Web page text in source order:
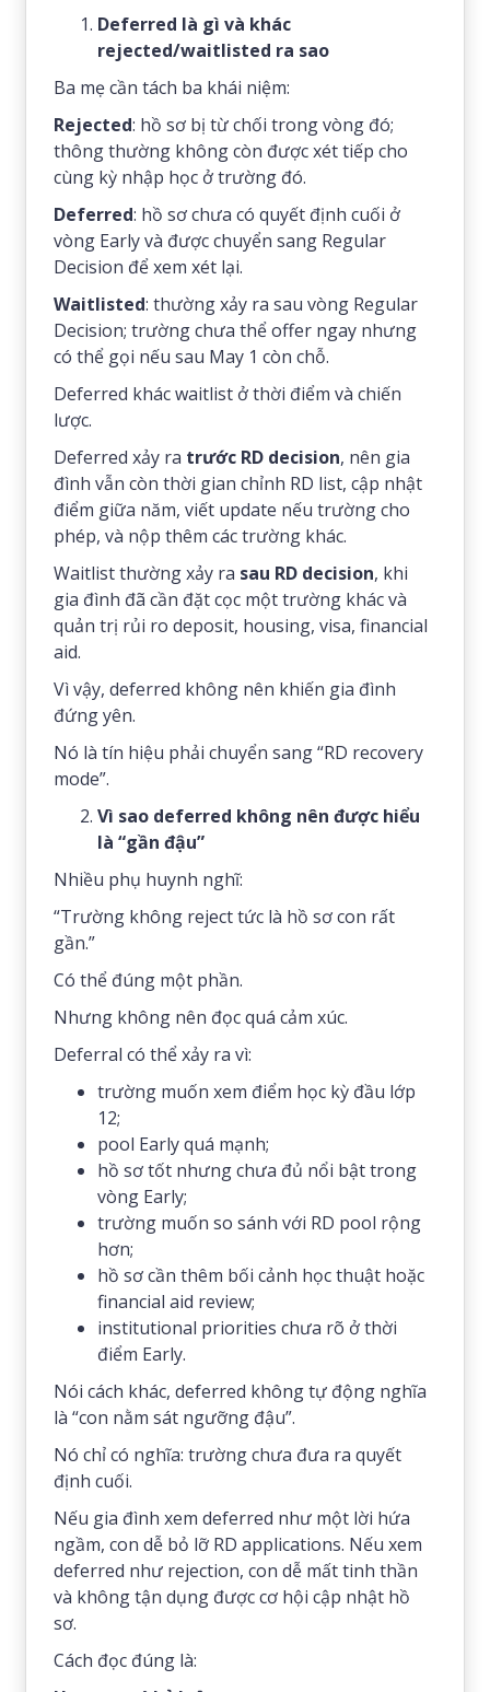
Deferred là gì và khác
rejected/waitlisted ra sao
Ba mẹ cần tách ba khái niệm:
Rejected: hồ sơ bị từ chối trong vòng đó;
thông thường không còn được xét tiếp cho
cùng kỳ nhập học ở trường đó.
Deferred: hồ sơ chưa có quyết định cuối ở
vòng Early và được chuyển sang Regular
Decision để xem xét lại.
Waitlisted: thường xảy ra sau vòng Regular
Decision; trường chưa thể offer ngay nhưng
có thể gọi nếu sau May 1 còn chỗ.
Deferred khác waitlist ở thời điểm và chiến
lược.
Deferred xảy ra trước RD decision, nên gia
đình vẫn còn thời gian chỉnh RD list, cập nhật
điểm giữa năm, viết update nếu trường cho
phép, và nộp thêm các trường khác.
Waitlist thường xảy ra sau RD decision, khi
gia đình đã cần đặt cọc một trường khác và
quản trị rủi ro deposit, housing, visa, financial
aid.
Vì vậy, deferred không nên khiến gia đình
đứng yên.
Nó là tín hiệu phải chuyển sang “RD recovery
mode”.
Vì sao deferred không nên được hiểu
là “gần đậu”
Nhiều phụ huynh nghĩ:
“Trường không reject tức là hồ sơ con rất
gần.”
Có thể đúng một phần.
Nhưng không nên đọc quá cảm xúc.
Deferral có thể xảy ra vì:
trường muốn xem điểm học kỳ đầu lớp
12;
pool Early quá mạnh;
hồ sơ tốt nhưng chưa đủ nổi bật trong
vòng Early;
trường muốn so sánh với RD pool rộng
hơn;
hồ sơ cần thêm bối cảnh học thuật hoặc
financial aid review;
institutional priorities chưa rõ ở thời
điểm Early.
Nói cách khác, deferred không tự động nghĩa
là “con nằm sát ngưỡng đậu”.
Nó chỉ có nghĩa: trường chưa đưa ra quyết
định cuối.
Nếu gia đình xem deferred như một lời hứa
ngầm, con dễ bỏ lỡ RD applications. Nếu xem
deferred như rejection, con dễ mất tinh thần
và không tận dụng được cơ hội cập nhật hồ
sơ.
Cách đọc đúng là: